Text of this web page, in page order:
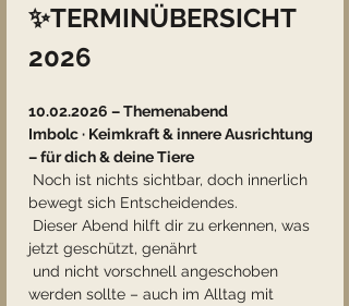
✨TERMINÜBERSICHT
2026
10.02.2026 – Themenabend
Imbolc · Keimkraft & innere Ausrichtung
– für dich & deine Tiere
bewegt sich Entscheidendes.
jetzt geschützt, genährt
werden sollte – auch im Alltag mit